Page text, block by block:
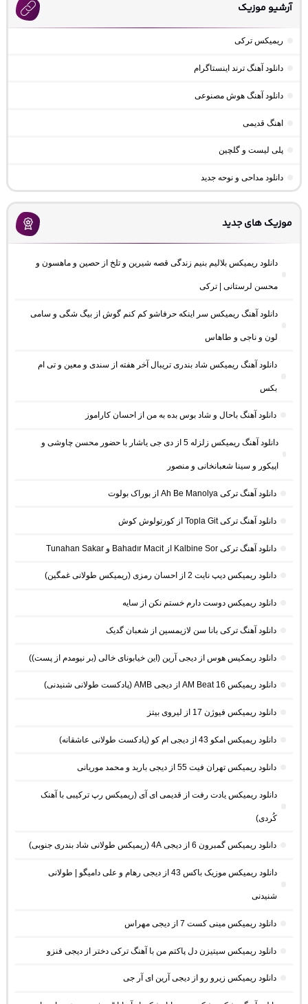
آرشیو موزیک
ریمیکس ترکی
دانلود آهنگ ترند اینستاگرام
دانلود آهنگ هوش مصنوعی
اهنگ قدیمی
پلی لیست و گلچین
دانلود مداحی و نوحه جدید
موزیک های جدید
دانلود ریمیکس بلالیم بنیم زندگی قصه شیرین و تلخ از حصین و ماهسون و
محسن لرستانی | ترکی
دانلود آهنگ ریمیکس سر اینکه حرفاشو کم کنم گوش از بیگ شگی و سامی
لون و ناجی و طاهاس
دانلود آهنگ ریمیکس شاد بندری تریبال آخر هفته از سندی و معین و تی ام
بکس
دانلود آهنگ باحال و شاد بوس بده به من از احسان کاراموز
دانلود آهنگ ریمیکس زلزله 5 از دی جی یاشار با حضور محسن چاوشی و
اپیکور و سینا شعبانخانی و منصور
دانلود آهنگ ترکی Ah Be Manolya از بوراک بولوت
دانلود آهنگ ترکی Topla Git از کورتولوش کوش
دانلود آهنگ ترکی Kalbine Sor از Bahadır Macit و Tunahan Sakar
دانلود ریمیکس دیپ نایت 2 از احسان رمزی (ریمیکس طولانی غمگین)
دانلود ریمیکس دوست دارم خستم نکن از سایه
دانلود آهنگ ترکی بانا سن لازیمسین از شعبان گدیک
دانلود ریمکیس هوس از دیجی آرین (این خیابونای خالی (بر نیومدم از پست))
دانلود ریمیکس AM Beat 16 از دیجی AMB (پادکست طولانی شنیدنی)
دانلود ریمیکس فیوژن 17 از لیروی بیتز
دانلود ریمیکس امکو 43 از دیجی ام کو (پادکست طولانی عاشقانه)
دانلود ریمیکس تهران فیت 55 از دیجی باربد و محمد موریانی
دانلود ریمیکس یادت رفت از قدیمی ای آی (ریمیکس رپ ترکیبی با آهنک
کُردی)
دانلود ریمیکس گمبرون 6 از دیجی 4A (ریمیکس طولانی شاد بندری جنوبی)
دانلود ریمیکس موزیک باکس 43 از دیجی رهام و علی دامیگو | طولانی
شنیدنی
دانلود ریمیکس مینی کست 7 از دیجی مهراس
دانلود ریمیکس سیتیزن دل پاکتم من با آهنگ ترکی دختر از دیجی فنزو
دانلود ریمیکس زیرو رو از دیجی آرین ای آر جی